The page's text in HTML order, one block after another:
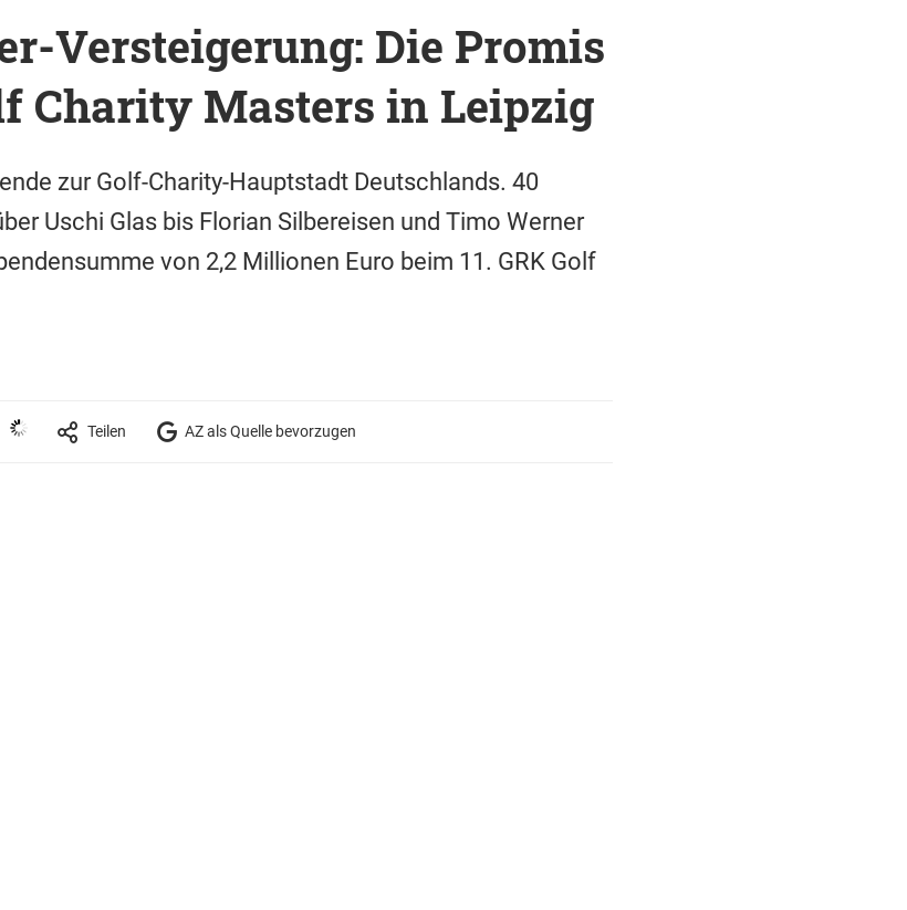
Versteigerung: Die Promis
Charity Masters in Leipzig
zur Golf-Charity-Hauptstadt Deutschlands. 40
Uschi Glas bis Florian Silbereisen und Timo Werner
von 2,2 Millionen Euro beim 11. GRK Golf
Teilen AZ als Quelle bevorzugen